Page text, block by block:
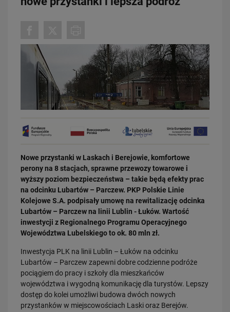
Nowe przystanki w Laskach i Berejowie, komfortowe
perony na 8 stacjach, sprawne przewozy towarowe i
wyższy poziom bezpieczeństwa – takie będą efekty prac
na odcinku Lubartów – Parczew. PKP Polskie Linie
Kolejowe S.A. podpisały umowę na rewitalizację odcinka
Lubartów – Parczew na linii Lublin - Łuków. Wartość
inwestycji z Regionalnego Programu Operacyjnego
Województwa Lubelskiego to ok. 80 mln zł.
Inwestycja PLK na linii Lublin – Łuków na odcinku
Lubartów – Parczew zapewni dobre codzienne podróże
pociągiem do pracy i szkoły dla mieszkańców
województwa i wygodną komunikację dla turystów. Lepszy
dostęp do kolei umożliwi budowa dwóch nowych
przystanków w miejscowościach Laski oraz Berejów.
Budujemy nowoczesną kolej na Kaszubach [FOTOGALERIA]
PRZECZYTAJ
Dzięki KPO kolej zmieniła Limanową
PRZECZYTAJ
31.07.2026
Dobre zmiany dla mieszkańców Katowic. Gotowy jest ważny wiadukt